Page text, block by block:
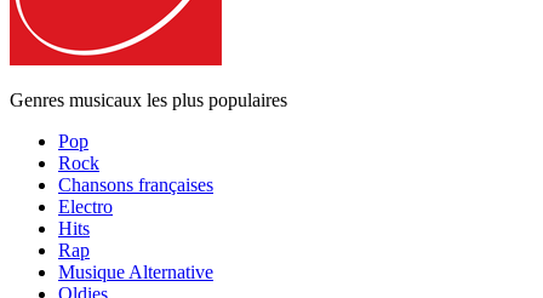
Genres musicaux les plus populaires
Pop
Rock
Chansons françaises
Electro
Hits
Rap
Musique Alternative